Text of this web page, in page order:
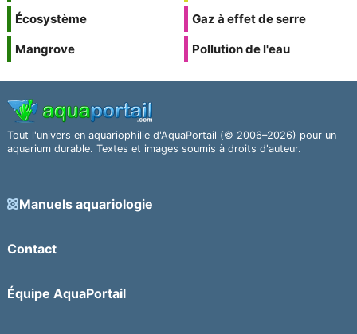
Écosystème
Mangrove
Gaz à effet de serre
Pollution de l'eau
Tout l'univers en aquariophilie d'AquaPortail (© 2006–2026) pour un
aquarium durable. Textes et images soumis à droits d'auteur.
Manuels aquariologie
Contact
Équipe AquaPortail